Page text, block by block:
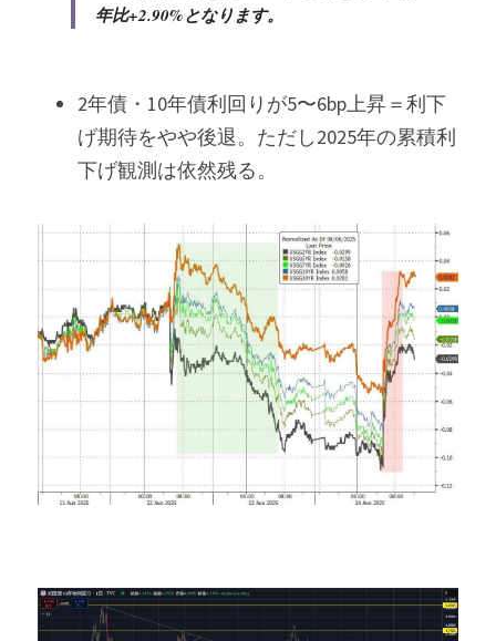
年比+2.90%となります。
2年債・10年債利回りが5〜6bp上昇＝利下
げ期待をやや後退。ただし2025年の累積利
下げ観測は依然残る。